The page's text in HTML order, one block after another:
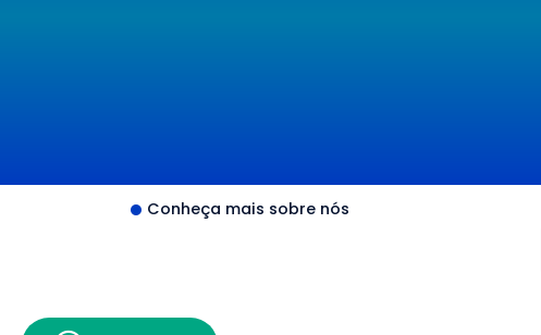
Conheça mais sobre nós